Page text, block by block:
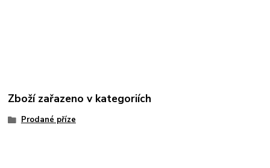
Zboží zařazeno v kategoriích
Prodané příze